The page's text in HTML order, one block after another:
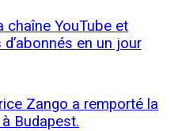
chaîne YouTube et
en un jour
Zango a remporté la
Budapest.